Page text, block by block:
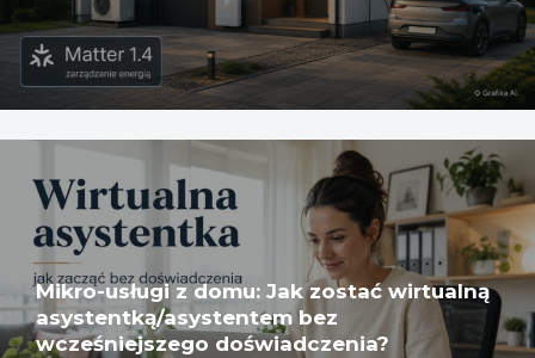
Mikro-usługi z domu: Jak zostać wirtualną
asystentką/asystentem bez
wcześniejszego doświadczenia?